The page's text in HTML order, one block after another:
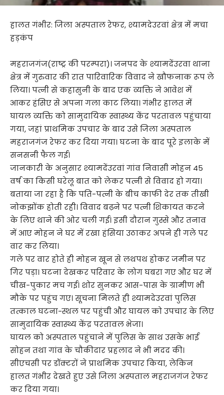
हालत गंभीर: जिला अस्पताल रेफर, श्यामदेउरवां क्षेत्र में मचा
हड़कंप
महराजगंज(राष्ट्र की परम्परा)। जनपद के श्यामदेंउरवा थाना
क्षेत्र में गुरुवार की रात पारिवारिक विवाद ने खौफनाक रूप ले
लिया। पत्नी से कहासुनी के बाद एक व्यक्ति ने आवेश में
आकर हंसिए से अपना गला काट लिया। गंभीर हालत में
घायल व्यक्ति को सामुदायिक स्वास्थ्य केंद्र परतावल पहुंचाया
गया, जहां प्राथमिक उपचार के बाद उसे जिला अस्पताल
महराजगंज रेफर कर दिया गया। घटना के बाद पूरे इलाके में
सनसनी फैल गई।
जानकारी के अनुसार श्यामदेंउरवां गांव निवासी मोहन 45
वर्ष का किसी घरेलू बात को लेकर पत्नी से विवाद हो गया।
बताया जा रहा है कि पति-पत्नी के बीच काफी देर तक तीखी
नोकझोंक होती रही। विवाद बढ़ने पर पत्नी शिकायत करने
के लिए थाने की ओर चली गई। इसी दौरान गुस्से और तनाव
में आए मोहन ने घर में रखा हंसिया उठाकर अपने ही गले पर
वार कर लिया।
गले पर वार होते ही मोहन खून से लथपथ होकर जमीन पर
गिर पड़ा। घटना देखकर परिवार के लोग घबरा गए और घर में
चीख-पुकार मच गई। शोर सुनकर आस-पास के ग्रामीण भी
मौके पर पहुंच गए। सूचना मिलते ही श्यामदेउरवां पुलिस
तत्काल घटना-स्थल पर पहुंची और घायल को उपचार के लिए
सामुदायिक स्वास्थ्य केंद्र परतावल भेजा।
घायल को अस्पताल पहुंचाने में पुलिस के साथ उसके भाई
सोहन तथा गांव के चौकीदार प्रहलाद ने भी मदद की।
सीएचसी पर डॉक्टरों ने प्राथमिक उपचार किया, लेकिन
हालत गंभीर देखते हुए उसे जिला अस्पताल महराजगंज रेफर
कर दिया गया।